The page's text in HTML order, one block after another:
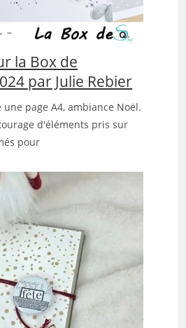
la Box de
par Julie Rebier
une page A4, ambiance Noël.
d'éléments pris sur
pour